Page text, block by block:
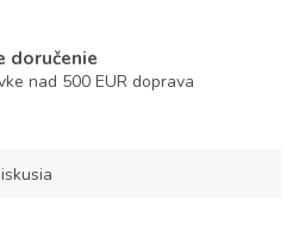
doručenie
nad 500 EUR doprava